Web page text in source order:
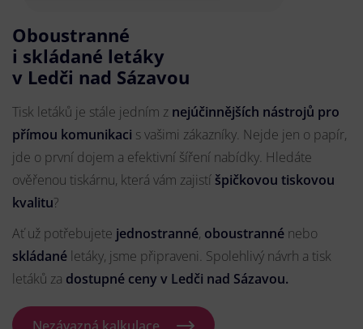
Oboustranné
i skládané letáky
v Ledči nad Sázavou
Tisk letáků je stále jedním z nejúčinnějších nástrojů pro
přímou komunikaci s vašimi zákazníky. Nejde jen o papír,
jde o první dojem a efektivní šíření nabídky. Hledáte
ověřenou tiskárnu, která vám zajistí špičkovou tiskovou
kvalitu?
Ať už potřebujete jednostranné, oboustranné nebo
skládané letáky, jsme připraveni. Spolehlivý návrh a tisk
letáků za dostupné ceny v Ledči nad Sázavou.